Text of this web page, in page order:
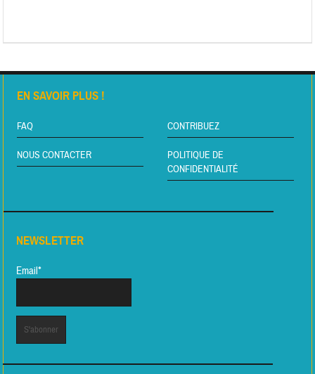
EN SAVOIR PLUS !
FAQ CONTRIBUEZ
NOUS CONTACTER
POLITIQUE DE
CONFIDENTIALITÉ
NEWSLETTER
Email*